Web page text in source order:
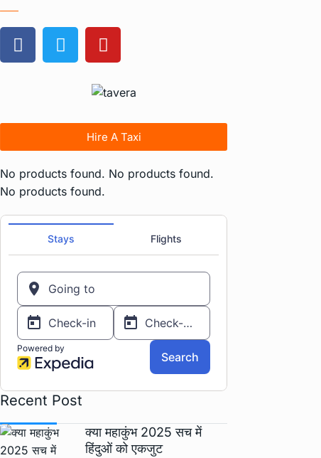
Hire A Taxi
No products found. No products found.
No products found.
Recent Post
क्या महाकुंभ 2025 सच में
हिंदुओं को एकजुट